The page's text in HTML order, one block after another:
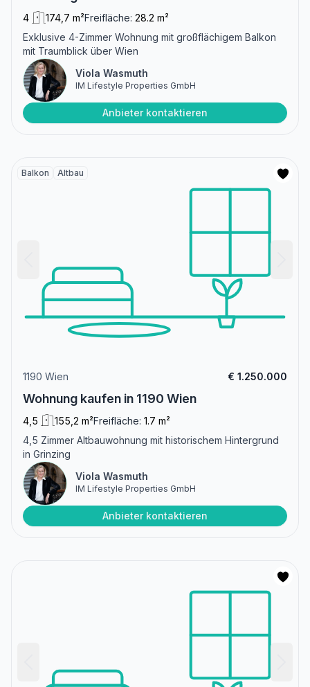
4 174,7 m²Freifläche: 28.2 m²
Exklusive 4-Zimmer Wohnung mit großflächigem Balkon
mit Traumblick über Wien
Viola Wasmuth
IM Lifestyle Properties GmbH
Anbieter kontaktieren
Balkon Altbau
1190 Wien € 1.250.000
Wohnung kaufen in 1190 Wien
4,5 155,2 m²Freifläche: 1.7 m²
4,5 Zimmer Altbauwohnung mit historischem Hintergrund
in Grinzing
Viola Wasmuth
IM Lifestyle Properties GmbH
Anbieter kontaktieren